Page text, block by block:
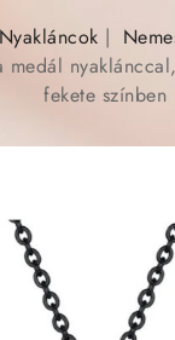
Nyakláncok
medál
fekete színben